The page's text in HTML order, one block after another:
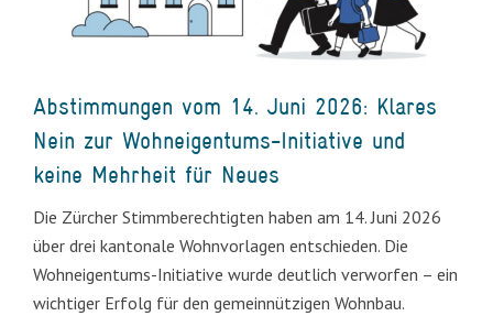
Abstimmungen vom 14. Juni 2026: Klares
Nein zur Wohneigentums-Initiative und
keine Mehrheit für Neues
Die Zürcher Stimmberechtigten haben am 14. Juni 2026
über drei kantonale Wohnvorlagen entschieden. Die
Wohneigentums-Initiative wurde deutlich verworfen – ein
wichtiger Erfolg für den gemeinnützigen Wohnbau.